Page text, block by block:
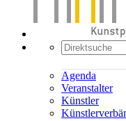
Agenda
Veranstalter
Künstler